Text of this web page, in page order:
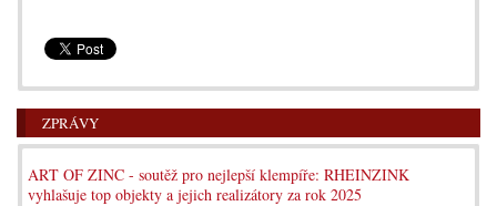
ZPRÁVY
ART OF ZINC - soutěž pro nejlepší klempíře: RHEINZINK
vyhlašuje top objekty a jejich realizátory za rok 2025